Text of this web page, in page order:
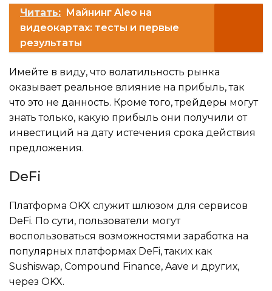
Читать: Майнинг Aleo на
видеокартах: тесты и первые
результаты
Имейте в виду, что волатильность рынка
оказывает реальное влияние на прибыль, так
что это не данность. Кроме того, трейдеры могут
знать только, какую прибыль они получили от
инвестиций на дату истечения срока действия
предложения.
DeFi
Платформа OKX служит шлюзом для сервисов
DeFi. По сути, пользователи могут
воспользоваться возможностями заработка на
популярных платформах DeFi, таких как
Sushiswap, Compound Finance, Aave и других,
через OKX.